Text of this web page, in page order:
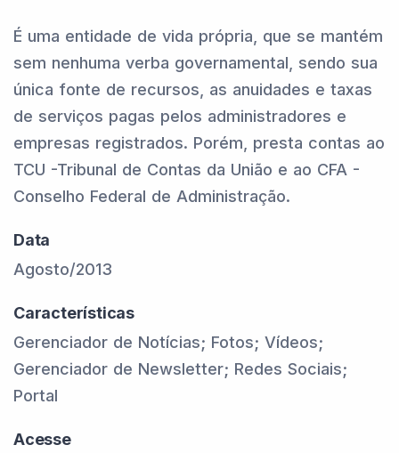
É uma entidade de vida própria, que se mantém
sem nenhuma verba governamental, sendo sua
única fonte de recursos, as anuidades e taxas
de serviços pagas pelos administradores e
empresas registrados. Porém, presta contas ao
TCU -Tribunal de Contas da União e ao CFA -
Conselho Federal de Administração.
Data
Agosto/2013
Características
Gerenciador de Notícias; Fotos; Vídeos;
Gerenciador de Newsletter; Redes Sociais;
Portal
Acesse